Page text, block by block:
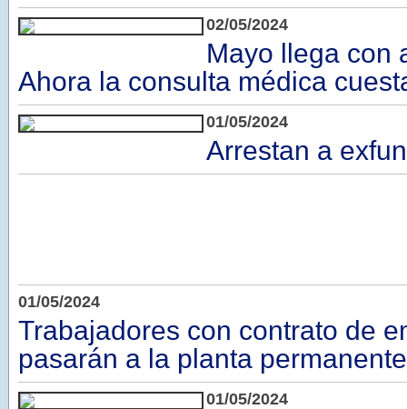
02/05/2024
Mayo llega con
Ahora la consulta médica
01/05/2024
Arrestan a
01/05/2024
Trabajadores con contrato de
pasarán a la planta
01/05/2024